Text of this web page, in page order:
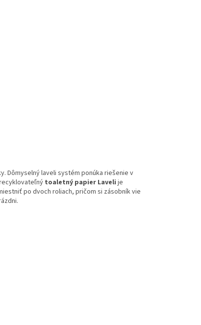
Dômyselný laveli systém ponúka riešenie v
toaletný papier Laveli je
po dvoch roliach, pričom si zásobník vie